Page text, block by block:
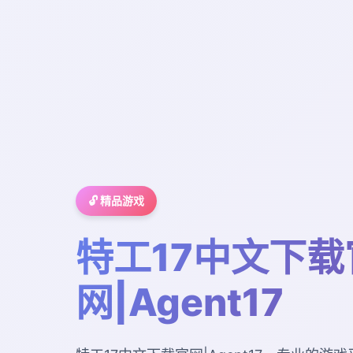
🔓 精品游戏
特工17中文下
网|Agent17